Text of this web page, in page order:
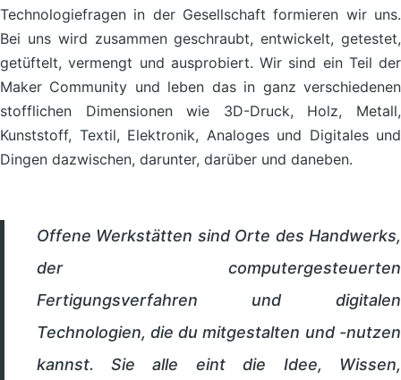
Technologiefragen in der Gesellschaft formieren wir uns.
Bei uns wird zusammen geschraubt, entwickelt, getestet,
getüftelt, vermengt und ausprobiert. Wir sind ein Teil der
Maker Community und leben das in ganz verschiedenen
stofflichen Dimensionen wie 3D-Druck, Holz, Metall,
Kunststoff, Textil, Elektronik, Analoges und Digitales und
Dingen dazwischen, darunter, darüber und daneben.
Offene Werkstätten sind Orte des Handwerks,
der computergesteuerten
Fertigungsverfahren und digitalen
Technologien, die du mitgestalten und -nutzen
kannst. Sie alle eint die Idee, Wissen,